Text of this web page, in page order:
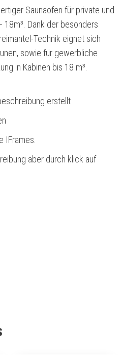
Saunaofen für private und
Dank der besonders
Technik eignet sich
sowie für gewerbliche
in Kabinen bis 18 m³.
erstellt
IFrames.
aber durch klick auf